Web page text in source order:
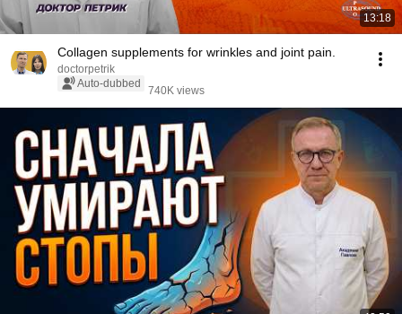
13:18
Collagen supplements for wrinkles and joint pain.
doctorpetrik
Auto-dubbed
740K views